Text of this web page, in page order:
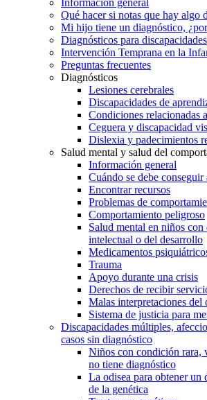
Qué hacer si notas que hay algo
Mi hijo tiene un diagnóstico,
Diagnósticos para discapacidades
Intervención Temprana en la
Preguntas frecuentes
Diagnósticos
Lesiones cerebrales
Discapacidades de
Condiciones relacionadas
Ceguera y discapacidad
Dislexia y padecimientos
Salud mental y salud del
Información general
Cuándo se debe conseguir
Encontrar recursos
Problemas de
Comportamiento peligroso
Salud mental en niños con
intelectual o del desarrollo
Medicamentos
Trauma
Apoyo durante una crisis
Derechos de recibir
Malas interpretaciones del
Sistema de justicia para
Discapacidades múltiples,
casos sin diagnóstico
Niños con condición rara,
no tiene diagnóstico
La odisea para obtener un
de la genética